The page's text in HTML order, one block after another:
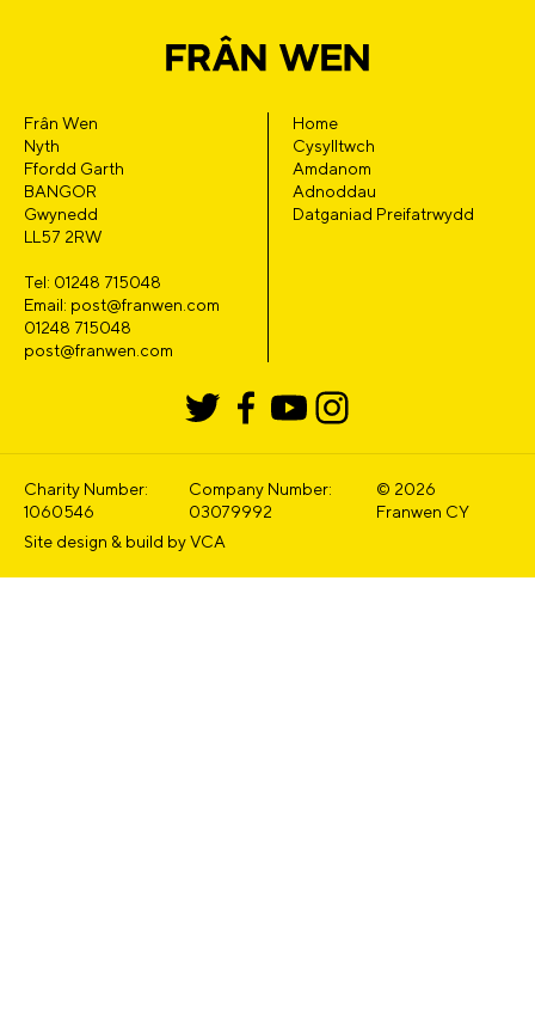
Frân Wen
Nyth
Ffordd Garth
BANGOR
Gwynedd
LL57 2RW
Tel: 01248 715048
Email: post@franwen.com
01248 715048
post@franwen.com
Home
Cysylltwch
Amdanom
Adnoddau
Datganiad Preifatrwydd
Charity Number:
1060546
Company Number:
03079992
© 2026
Franwen CY
Site design & build byVCA